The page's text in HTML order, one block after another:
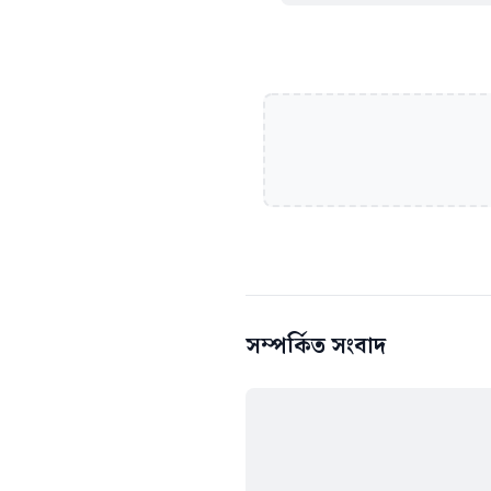
সম্পর্কিত সংবাদ